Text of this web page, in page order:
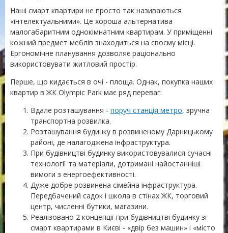
Наші смарт квартири не просто так називаються
«інтелектуальними». Це хороша альтернатива
малогабаритним однокімнатним квартирам. У приміщенні
кожний предмет меблів знаходиться на своєму місці.
Ергономічне планування дозволяє раціонально
використовувати житловий простір.
Перше, що кидається в очі - площа. Однак, покупка наших
квартир в ЖК Olympic Park має ряд переваг:
Вдале розташування - поруч станція метро, ​​зручна
транспортна розвилка.
Розташування будинку в розвиненому Дарницькому
районі, де налагоджена інфраструктура.
При будівництві будинку використовувалися сучасні
технології та матеріали, дотримані найостанніші
вимоги з енергоефективності.
Дуже добре розвинена сімейна інфраструктура.
Передбачений садок і школа в стінах ЖК, торговий
центр, численні бутики, магазини.
Реалізовано 2 концепції при будівництві будинку зі
смарт квартирами в Києві - «двір без машин» і «місто